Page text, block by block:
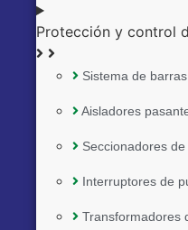
Protección y control
Sistema de
Aisladores
Seccionadores
Interruptores de
Transformadores